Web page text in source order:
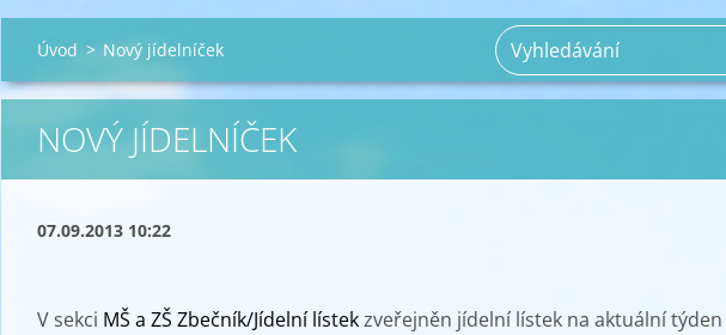
Úvod > Nový jídelníček
NOVÝ JÍDELNÍČEK
07.09.2013 10:22
V sekci MŠ a ZŠ Zbečník/Jídelní lístekzveřejněn jídelní lístek na aktuální týden